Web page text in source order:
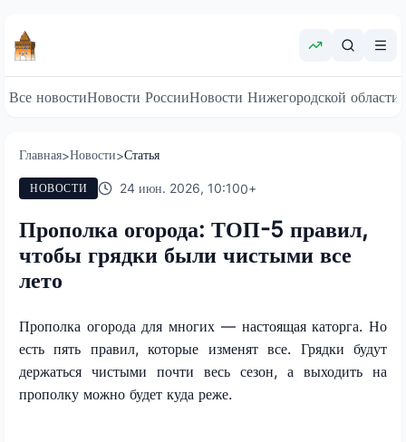
Все новостиНовости РоссииНовости Нижегородской области
Главная>Новости>Статья
НОВОСТИ 24 июн. 2026, 10:100+
Прополка огорода: ТОП-5 правил,
чтобы грядки были чистыми все
лето
Прополка огорода для многих — настоящая каторга. Но
есть пять правил, которые изменят все. Грядки будут
держаться чистыми почти весь сезон, а выходить на
прополку можно будет куда реже.